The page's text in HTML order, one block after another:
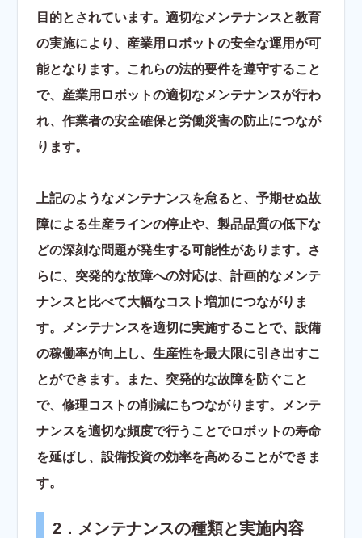
目的とされています。適切なメンテナンスと教育
の実施により、産業用ロボットの安全な運用が可
能となります。これらの法的要件を遵守すること
で、産業用ロボットの適切なメンテナンスが行わ
れ、作業者の安全確保と労働災害の防止につなが
ります。
上記のようなメンテナンスを怠ると、予期せぬ故
障による生産ラインの停止や、製品品質の低下な
どの深刻な問題が発生する可能性があります。さ
らに、突発的な故障への対応は、計画的なメンテ
ナンスと比べて大幅なコスト増加につながりま
す。メンテナンスを適切に実施することで、設備
の稼働率が向上し、生産性を最大限に引き出すこ
とができます。また、突発的な故障を防ぐこと
で、修理コストの削減にもつながります。メンテ
ナンスを適切な頻度で行うことでロボットの寿命
を延ばし、設備投資の効率を高めることができま
す。
2．メンテナンスの種類と実施内容